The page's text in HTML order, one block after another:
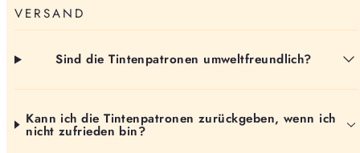
VERSAND
Sind die Tintenpatronen umweltfreundlich?
Kann ich die Tintenpatronen zurückgeben, wenn ich
nicht zufrieden bin?